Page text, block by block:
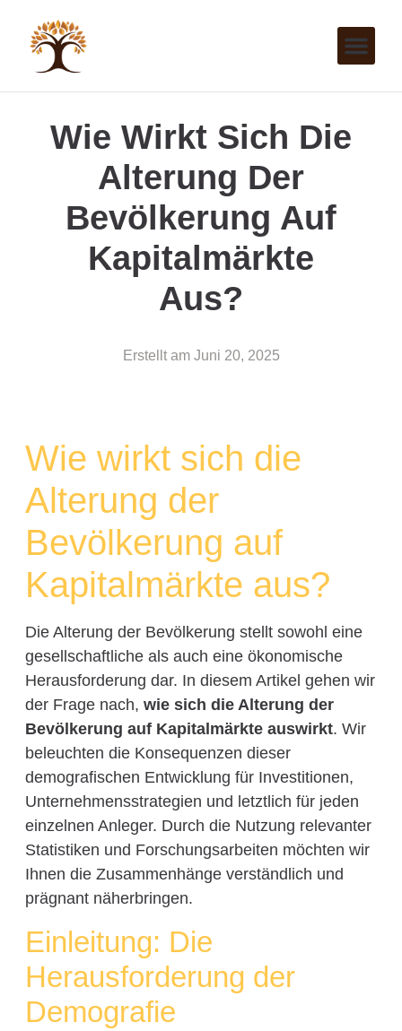
Wie Wirkt Sich Die
Alterung Der
Bevölkerung Auf
Kapitalmärkte
Aus?
Erstellt am Juni 20, 2025
Wie wirkt sich die
Alterung der
Bevölkerung auf
Kapitalmärkte aus?
Die Alterung der Bevölkerung stellt sowohl eine
gesellschaftliche als auch eine ökonomische
Herausforderung dar. In diesem Artikel gehen wir
der Frage nach, wie sich die Alterung der
Bevölkerung auf Kapitalmärkte auswirkt. Wir
beleuchten die Konsequenzen dieser
demografischen Entwicklung für Investitionen,
Unternehmensstrategien und letztlich für jeden
einzelnen Anleger. Durch die Nutzung relevanter
Statistiken und Forschungsarbeiten möchten wir
Ihnen die Zusammenhänge verständlich und
prägnant näherbringen.
Einleitung: Die
Herausforderung der
Demografie